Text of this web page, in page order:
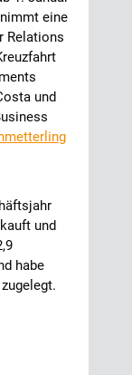
eine
Relations
und
und
habe